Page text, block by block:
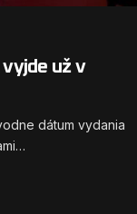
už v
dátum vydania